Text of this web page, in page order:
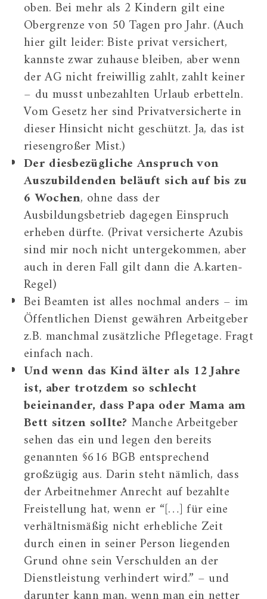
oben. Bei mehr als 2 Kindern gilt eine
Obergrenze von 50 Tagen pro Jahr. (Auch
hier gilt leider: Biste privat versichert,
kannste zwar zuhause bleiben, aber wenn
der AG nicht freiwillig zahlt, zahlt keiner
– du musst unbezahlten Urlaub erbetteln.
Vom Gesetz her sind Privatversicherte in
dieser Hinsicht nicht geschützt. Ja, das ist
riesengroßer Mist.)
Der diesbezügliche Anspruch von
Auszubildenden beläuft sich auf bis zu
6 Wochen, ohne dass der
Ausbildungsbetrieb dagegen Einspruch
erheben dürfte. (Privat versicherte Azubis
sind mir noch nicht untergekommen, aber
auch in deren Fall gilt dann die A.karten-
Regel)
Bei Beamten ist alles nochmal anders – im
Öffentlichen Dienst gewähren Arbeitgeber
z.B. manchmal zusätzliche Pflegetage. Fragt
einfach nach.
Und wenn das Kind älter als 12 Jahre
ist, aber trotzdem so schlecht
beieinander, dass Papa oder Mama am
Bett sitzen sollte? Manche Arbeitgeber
sehen das ein und legen den bereits
genannten §616 BGB entsprechend
großzügig aus. Darin steht nämlich, dass
der Arbeitnehmer Anrecht auf bezahlte
Freistellung hat, wenn er “[…] für eine
verhältnismäßig nicht erhebliche Zeit
durch einen in seiner Person liegenden
Grund ohne sein Verschulden an der
Dienstleistung verhindert wird.” – und